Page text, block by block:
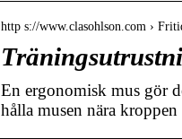
http s://www.clasohlson.com ›
En ergonomisk mus gör
hålla musen nära